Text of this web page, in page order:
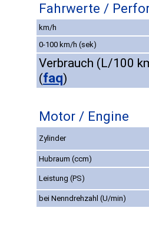
Fahrwerte /
km/h
0-100 km/h (sek)
Verbrauch (L/100
(faq)
Motor / Engine
Zylinder
Hubraum (ccm)
Leistung (PS)
bei Nenndrehzahl (U/min)